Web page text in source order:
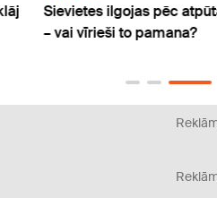
Sievietes ilgojas pēc
– vai vīrieši to pamana?